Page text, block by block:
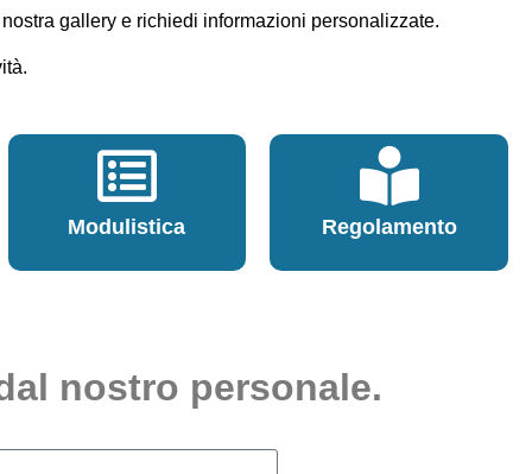
gallery e richiedi informazioni personalizzate.
Modulistica Regolamento
nostro personale.